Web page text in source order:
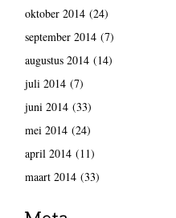
oktober 2014(24)
september 2014(7)
augustus 2014(14)
juli 2014(7)
juni 2014(33)
mei 2014(24)
april 2014(11)
maart 2014(33)